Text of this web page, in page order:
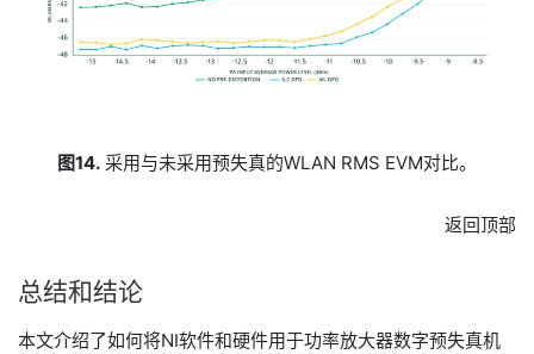
图14. 采用与未采用预失真的WLAN RMS EVM对比。
返回顶部
​总结和结论
​本文介绍了如何将NI软件和硬件用于功率放大器数字预失真机